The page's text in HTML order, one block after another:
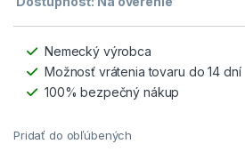
Nemecký výrobca
Možnosť vrátenia tovaru do 14 dní
100% bezpečný nákup
Pridať do obľúbených